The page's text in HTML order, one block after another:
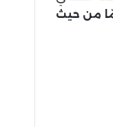
من حيث